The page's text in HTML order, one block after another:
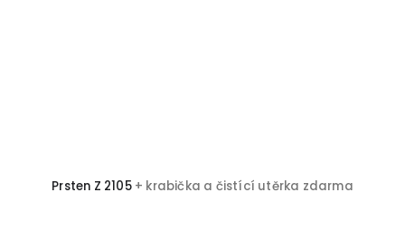
Prsten Z 2105 + krabička a čistící utěrka zdarma